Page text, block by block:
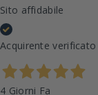
Sito affidabile
Acquirente verificato
4 Giorni Fa